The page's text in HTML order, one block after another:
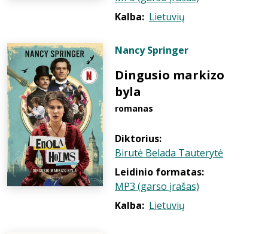
Kalba: Lietuvių
Nancy Springer
Dingusio markizo
byla
romanas
Diktorius:
Birutė Belada Tauterytė
Leidinio formatas:
MP3 (garso įrašas)
Kalba: Lietuvių